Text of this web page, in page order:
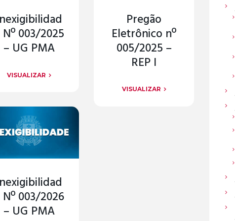
003/2025
– UG PMA
VISUALIZAR
Pregão
Eletrônico nº
005/2025 –
REP I
VISUALIZAR
003/2026
– UG PMA